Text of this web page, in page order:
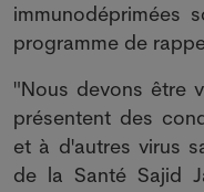
immunodéprimées
programme de
"Nous devons être
présentent des
et à d'autres virus
de la Santé Sajid